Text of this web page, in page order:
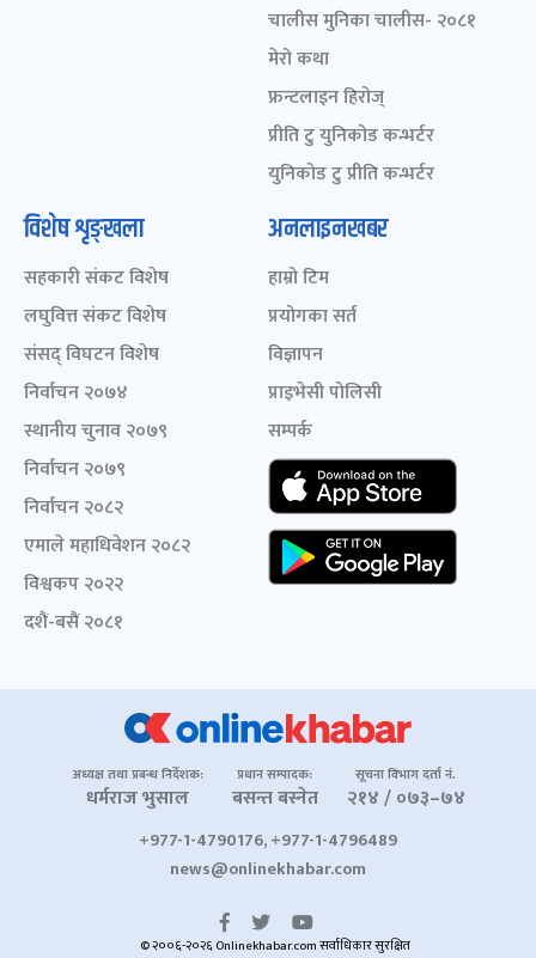
चालीस मुनिका चालीस- २०८१
मेरो कथा
फ्रन्टलाइन हिरोज्
प्रीति टु युनिकोड कन्भर्टर
युनिकोड टु प्रीति कन्भर्टर
विशेष शृङ्खला
सहकारी संकट विशेष
लघुवित्त संकट विशेष
संसद् विघटन विशेष
निर्वाचन २०७४
स्थानीय चुनाव २०७९
निर्वाचन २०७९
निर्वाचन २०८२
एमाले महाधिवेशन २०८२
विश्वकप २०२२
दशैं-बसैं २०८१
अनलाइनखबर
हाम्रो टिम
प्रयोगका सर्त
विज्ञापन
प्राइभेसी पोलिसी
सम्पर्क
अध्यक्ष तथा प्रबन्ध निर्देशक:
धर्मराज भुसाल
प्रधान सम्पादक:
बसन्त बस्नेत
सूचना विभाग दर्ता नं.
२१४ / ०७३–७४
+977-1-4790176, +977-1-4796489
news@onlinekhabar.com
© २००६-२०२६ Onlinekhabar.com सर्वाधिकार सुरक्षित